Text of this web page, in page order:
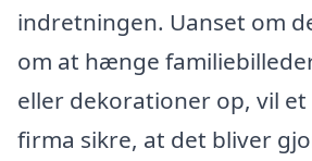
indretningen. Uanset om
om at hænge
eller dekorationer op, vil et
firma sikre, at det bliver